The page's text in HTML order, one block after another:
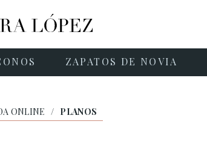
ZAPATOS DE NOVIA
ONLINE / PLANOS